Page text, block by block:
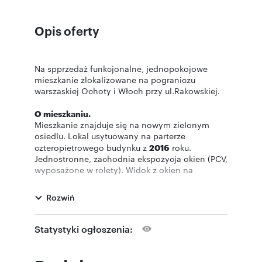
Opis oferty
Na spprzedaż funkcjonalne, jednopokojowe
mieszkanie zlokalizowane na pograniczu
warszaskiej Ochoty i Włoch przy ul.Rakowskiej.
O mieszkaniu.
Mieszkanie znajduje się na nowym zielonym
osiedlu. Lokal usytuowany na parterze
czteropietrowego budynku z 2016 roku.
Jednostronne, zachodnia ekspozycja okien (PCV,
wyposażone w rolety). Widok z okien na
przedłużenie mieszkania. Dodatkowo jest
przystosowany dla miłośników kotów.
Wysokość pomieszczeń270 cm.
- salon połaczony z kuchnią z wyjsciem do
Rozwiń
Statystyki ogłoszenia: